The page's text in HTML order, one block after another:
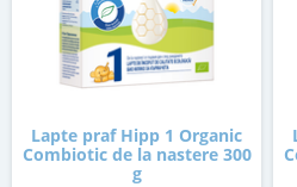
Lapte praf Hipp 1 Organic
Combiotic de la nastere 300
g